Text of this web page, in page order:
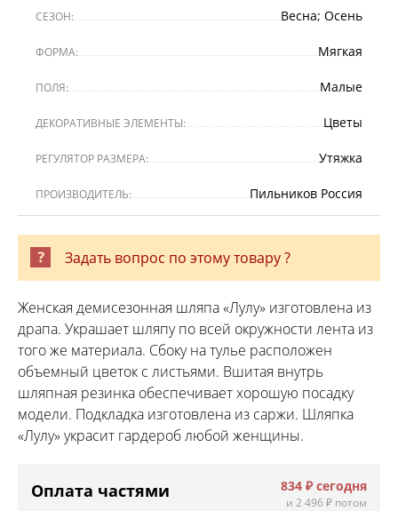
СЕЗОН: Весна; Осень
ФОРМА: Мягкая
ПОЛЯ: Малые
ДЕКОРАТИВНЫЕ ЭЛЕМЕНТЫ: Цветы
РЕГУЛЯТОР РАЗМЕРА: Утяжка
ПРОИЗВОДИТЕЛЬ: Пильников Россия
Задать вопрос по этому товару ?
Женская демисезонная шляпа «Лулу» изготовлена из
драпа. Украшает шляпу по всей окружности лента из
того же материала. Сбоку на тулье расположен
объемный цветок с листьями. Вшитая внутрь
шляпная резинка обеспечивает хорошую посадку
модели. Подкладка изготовлена из саржи. Шляпка
«Лулу» украсит гардероб любой женщины.
Оплата частями 834 ₽ сегодня
и 2 496 ₽ потом